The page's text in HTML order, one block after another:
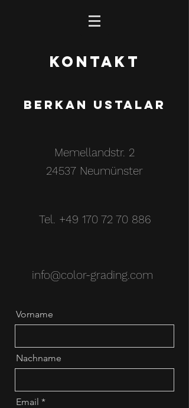
Kontakt
Berkan Ustalar
Memellandstr. 2
24537 Neumünster
Tel. +49 170 72 70 886
info@color-grading.com
Vorname
Nachname
Email